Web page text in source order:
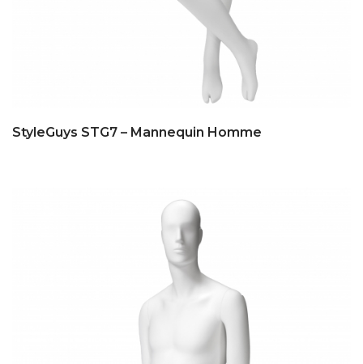
StyleGuys STG7 – Mannequin Homme